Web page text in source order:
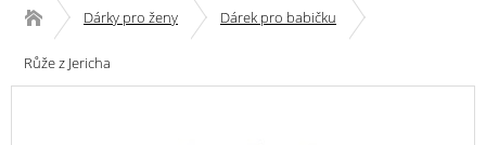
Dárky pro ženy Dárek pro babičku
Růže z Jericha